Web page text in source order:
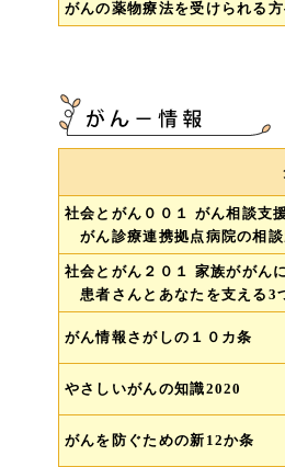
がんの薬物療法を受けられる
社会とがん００１ がん相談支
がん診療連携拠点病院の相
社会とがん２０１ 家族ががん
患者さんとあなたを支える
がん情報さがしの１０カ条
やさしいがんの知識2020
がんを防ぐための新12か条